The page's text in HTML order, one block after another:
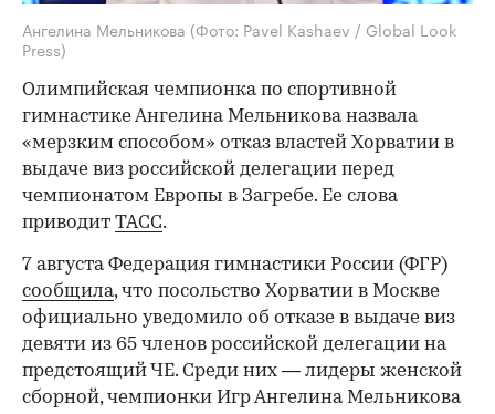
Ангелина Мельникова (Фото: Pavel Kashaev / Global Look
Press)
Олимпийская чемпионка по спортивной
гимнастике Ангелина Мельникова назвала
«мерзким способом» отказ властей Хорватии в
выдаче виз российской делегации перед
чемпионатом Европы в Загребе. Ее слова
приводит ТАСС.
7 августа Федерация гимнастики России (ФГР)
сообщила, что посольство Хорватии в Москве
официально уведомило об отказе в выдаче виз
девяти из 65 членов российской делегации на
предстоящий ЧЕ. Среди них — лидеры женской
сборной, чемпионки Игр Ангелина Мельникова